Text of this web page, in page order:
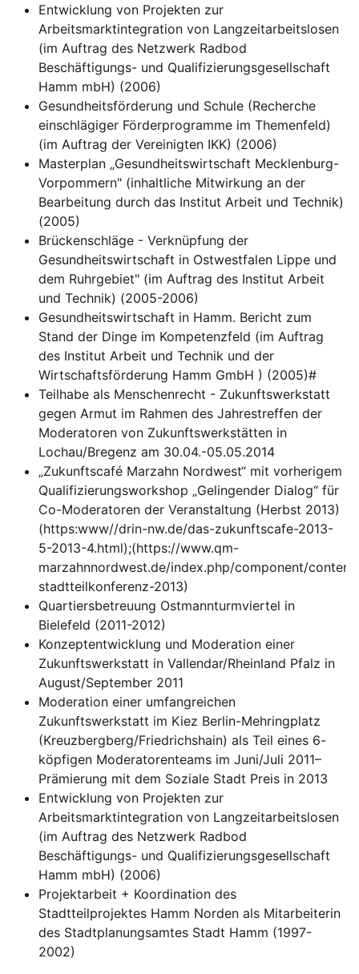
Entwicklung von Projekten zur
Arbeitsmarktintegration von Langzeitarbeitslosen
(im Auftrag des Netzwerk Radbod
Beschäftigungs- und Qualifizierungsgesellschaft
Hamm mbH) (2006)
Gesundheitsförderung und Schule (Recherche
einschlägiger Förderprogramme im Themenfeld)
(im Auftrag der Vereinigten IKK) (2006)
Masterplan „Gesundheitswirtschaft Mecklenburg-
Vorpommern" (inhaltliche Mitwirkung an der
Bearbeitung durch das Institut Arbeit und Technik)
(2005)
Brückenschläge - Verknüpfung der
Gesundheitswirtschaft in Ostwestfalen Lippe und
dem Ruhrgebiet" (im Auftrag des Institut Arbeit
und Technik) (2005-2006)
Gesundheitswirtschaft in Hamm. Bericht zum
Stand der Dinge im Kompetenzfeld (im Auftrag
des Institut Arbeit und Technik und der
Wirtschaftsförderung Hamm GmbH ) (2005)#
Teilhabe als Menschenrecht - Zukunftswerkstatt
gegen Armut im Rahmen des Jahrestreffen der
Moderatoren von Zukunftswerkstätten in
Lochau/Bregenz am 30.04.-05.05.2014
„Zukunftscafé Marzahn Nordwest“ mit vorherigem
Qualifizierungsworkshop „Gelingender Dialog“ für
Co-Moderatoren der Veranstaltung (Herbst 2013)
(https:www//drin-nw.de/das-zukunftscafe-2013-
5-2013-4.html);(https://www.qm-
marzahnnordwest.de/index.php/component/
stadtteilkonferenz-2013)
Quartiersbetreuung Ostmannturmviertel in
Bielefeld (2011-2012)
Konzeptentwicklung und Moderation einer
Zukunftswerkstatt in Vallendar/Rheinland Pfalz in
August/September 2011
Moderation einer umfangreichen
Zukunftswerkstatt im Kiez Berlin-Mehringplatz
(Kreuzbergberg/Friedrichshain) als Teil eines 6-
köpfigen Moderatorenteams im Juni/Juli 2011–
Prämierung mit dem Soziale Stadt Preis in 2013
Entwicklung von Projekten zur
Arbeitsmarktintegration von Langzeitarbeitslosen
(im Auftrag des Netzwerk Radbod
Beschäftigungs- und Qualifizierungsgesellschaft
Hamm mbH) (2006)
Projektarbeit + Koordination des
Stadtteilprojektes Hamm Norden als Mitarbeiterin
des Stadtplanungsamtes Stadt Hamm (1997-
2002)